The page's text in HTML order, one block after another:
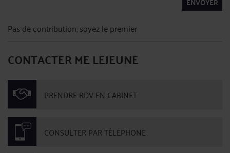
Pas de contribution, soyez le premier
CONTACTER ME LEJEUNE
PRENDRE RDV EN CABINET
CONSULTER PAR TÉLÉPHONE